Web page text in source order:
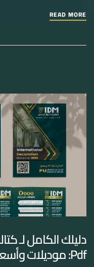
READ MORE
Pdf: موديلات وأسعار